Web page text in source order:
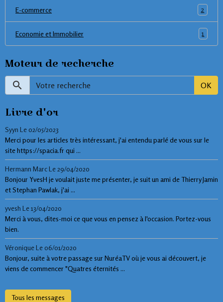
E-commerce 2
Economie et Immobilier 1
Moteur de recherche
OK
Livre d'or
Syyn Le 02/05/2023
Merci pour les articles très intéressant, j'ai entendu parlé de vous sur le
site https://spacia.fr qui ...
Hermann MarcLe 29/04/2020
Bonjour YvesH je voulait juste me présenter, je suit un ami de Thierry Jamin
et Stephan Pawlak, j'ai ...
yvesh Le 13/04/2020
Merci à vous, dites-moi ce que vous en pensez à l'occasion. Portez-vous
bien.
VéroniqueLe 06/01/2020
Bonjour, suite à votre passage sur NuréaTV où je vous ai découvert, je
viens de commencer "Quatres éternités ...
Tous les messages